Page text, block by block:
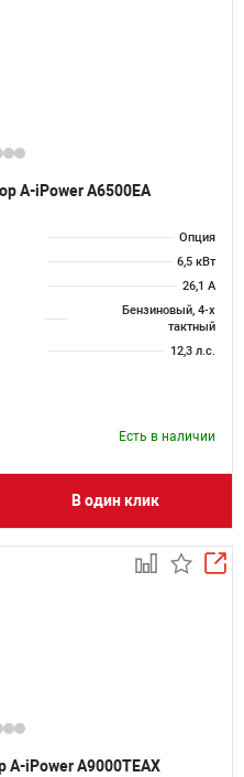
A-iPower A6500EA
Опция
6,5 кВт
26,1 А
Бензиновый, 4-х
тактный
12,3 л.с.
Есть в наличии
В один клик
A-iPower A9000TEAX